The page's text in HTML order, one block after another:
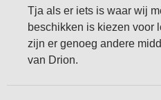
Tja als er iets is waar wij
beschikken is kiezen voor
zijn er genoeg andere
van Drion.